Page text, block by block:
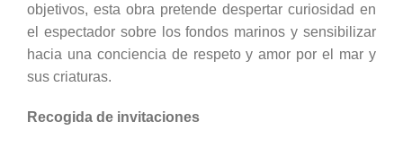
objetivos, esta obra pretende despertar curiosidad en
el espectador sobre los fondos marinos y sensibilizar
hacia una conciencia de respeto y amor por el mar y
sus criaturas.
Recogida de invitaciones